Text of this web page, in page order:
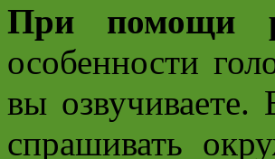
При помощи
особенности
вы
спрашивать